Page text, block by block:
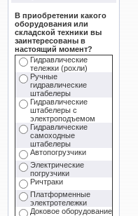
В приобретении какого
оборудования или
складской техники вы
заинтересованы в
настоящий момент?
Гидравлические
тележки (рохли)
Ручные
гидравлические
штабелеры
Гидравлические
штабелеры с
электроподъемом
Гидравлические
самоходные
штабелеры
Автопогрузчики
Электрические
погрузчики
Ричтраки
Платформенные
электротележки
Доковое оборудование